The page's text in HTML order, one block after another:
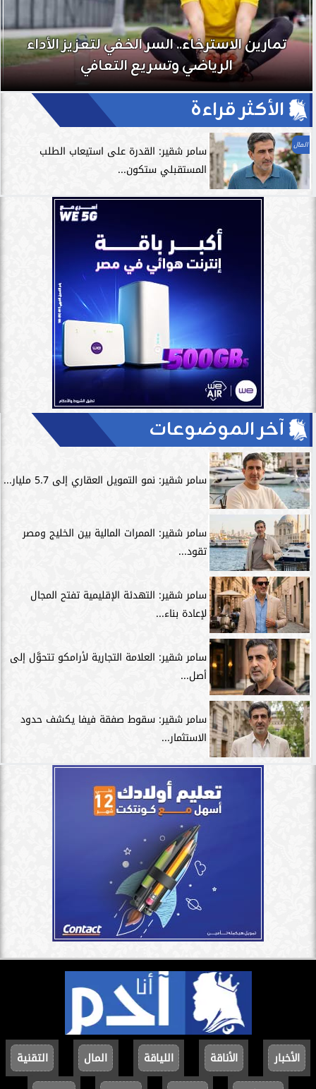
تمارين الاسترخاء.. السر الخفي لتعزيز الأداء
الرياضي وتسريع التعافي
الأكثر قراءة
المال
سامر شقير: القدرة على استيعاب الطلب
المستقبلي ستكون...
آخر الموضوعات
سامر شقير: نمو التمويل العقاري إلى 5.7 مليار...
سامر شقير: الممرات المالية بين الخليج ومصر
تقود...
سامر شقير: التهدئة الإقليمية تفتح المجال
لإعادة بناء...
سامر شقير: العلامة التجارية لأرامكو تتحوَّل إلى
أصل...
سامر شقير: سقوط صفقة فيفا يكشف حدود
الاستثمار...
الأخبار الأناقة اللياقة المال
التقنية